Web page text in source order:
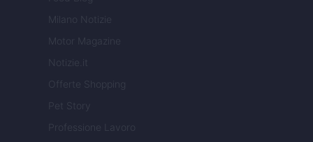
Milano Notizie
Motor Magazine
Notizie.it
Offerte Shopping
Pet Story
Professione Lavoro